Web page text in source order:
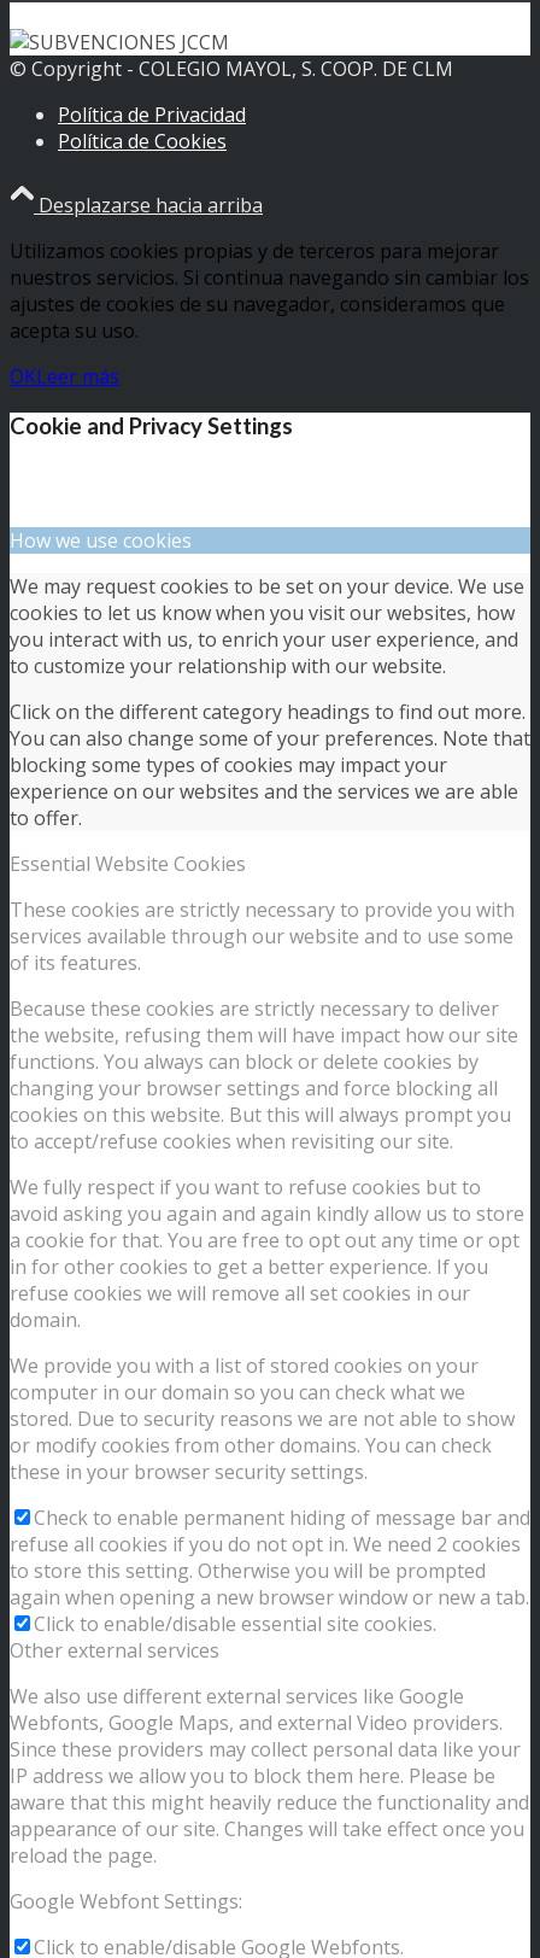
© Copyright - COLEGIO MAYOL, S. COOP. DE CLM
Política de Privacidad
Política de Cookies
Desplazarse hacia arriba
Utilizamos cookies propias y de terceros para mejorar
nuestros servicios. Si continua navegando sin cambiar los
ajustes de cookies de su navegador, consideramos que
acepta su uso.
OKLeer más
Cookie and Privacy Settings
How we use cookies
We may request cookies to be set on your device. We use
cookies to let us know when you visit our websites, how
you interact with us, to enrich your user experience, and
to customize your relationship with our website.
Click on the different category headings to find out more.
You can also change some of your preferences. Note that
blocking some types of cookies may impact your
experience on our websites and the services we are able
to offer.
Essential Website Cookies
These cookies are strictly necessary to provide you with
services available through our website and to use some
of its features.
Because these cookies are strictly necessary to deliver
the website, refusing them will have impact how our site
functions. You always can block or delete cookies by
changing your browser settings and force blocking all
cookies on this website. But this will always prompt you
to accept/refuse cookies when revisiting our site.
We fully respect if you want to refuse cookies but to
avoid asking you again and again kindly allow us to store
a cookie for that. You are free to opt out any time or opt
in for other cookies to get a better experience. If you
refuse cookies we will remove all set cookies in our
domain.
We provide you with a list of stored cookies on your
computer in our domain so you can check what we
stored. Due to security reasons we are not able to show
or modify cookies from other domains. You can check
these in your browser security settings.
Check to enable permanent hiding of message bar and
refuse all cookies if you do not opt in. We need 2 cookies
to store this setting. Otherwise you will be prompted
again when opening a new browser window or new a tab.
Click to enable/disable essential site cookies.
Other external services
We also use different external services like Google
Webfonts, Google Maps, and external Video providers.
Since these providers may collect personal data like your
IP address we allow you to block them here. Please be
aware that this might heavily reduce the functionality and
appearance of our site. Changes will take effect once you
reload the page.
Google Webfont Settings:
Click to enable/disable Google Webfonts.